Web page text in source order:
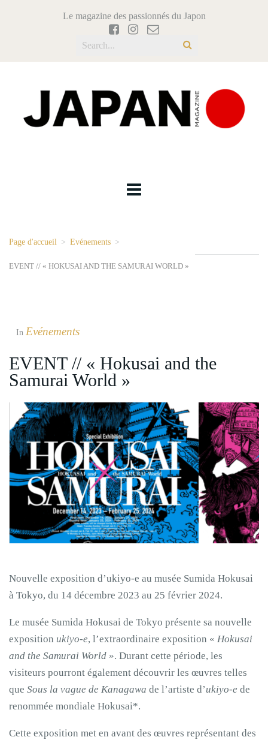
Le magazine des passionnés du Japon
Page d'accueil > Evénements >
EVENT // « HOKUSAI AND THE SAMURAI WORLD »
In Evénements
EVENT // « Hokusai and the
Samurai World »
Nouvelle exposition d’ukiyo-e au musée Sumida Hokusai
à Tokyo, du 14 décembre 2023 au 25 février 2024.
Le musée Sumida Hokusai de Tokyo présente sa nouvelle
exposition ukiyo-e, l’extraordinaire exposition « Hokusai
and the Samurai World ». Durant cette période, les
visiteurs pourront également découvrir les œuvres telles
que Sous la vague de Kanagawa de l’artiste d’ukiyo-e de
renommée mondiale Hokusai*.
Cette exposition met en avant des œuvres représentant des